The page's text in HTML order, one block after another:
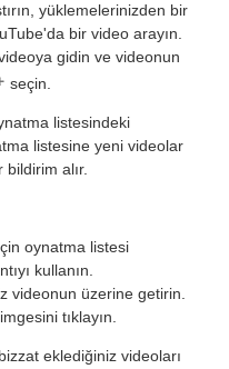
yüklemelerinizden bir
bir video arayın.
gidin ve videonun
seçin.
listesindeki
listesine yeni videolar
alır.
oynatma listesi
kullanın.
videonun üzerine getirin.
tıklayın.
eklediğiniz videoları